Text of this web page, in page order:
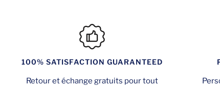
100% SATISFACTION GUARANTEED
Retour et échange gratuits pour tout